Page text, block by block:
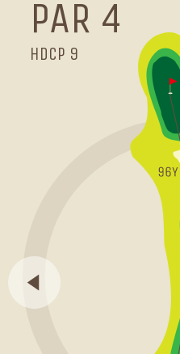
PAR 4
HDCP 9
PAR 3
HDCP 15
PAR 5
HDCP 3
PAR 4
HDCP 13
PAR 4
HDCP 7
PAR 5
HDCP 1
PAR 3
HDCP 17
PAR 4
HDCP 11
PAR 4
HDCP 5
PAR 4
HDCP 10
PAR 5
HDCP 4
PAR 4
HDCP 16
PAR 3
HDCP 14
PAR 5
HDCP 2
PAR 4
HDCP 8
PAR 4
HDCP 6
PAR 3
HDCP 18
PAR 4
HDCP 12